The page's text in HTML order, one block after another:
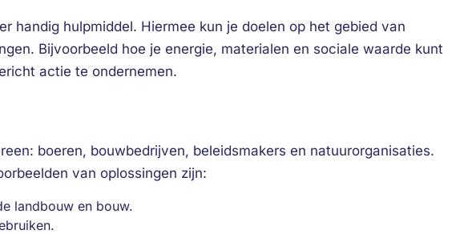
handig hulpmiddel. Hiermee kun je doelen op het gebied van
Bijvoorbeeld hoe je energie, materialen en sociale waarde kunt
actie te ondernemen.
boeren, bouwbedrijven, beleidsmakers en natuurorganisaties.
van oplossingen zijn:
landbouw en bouw.